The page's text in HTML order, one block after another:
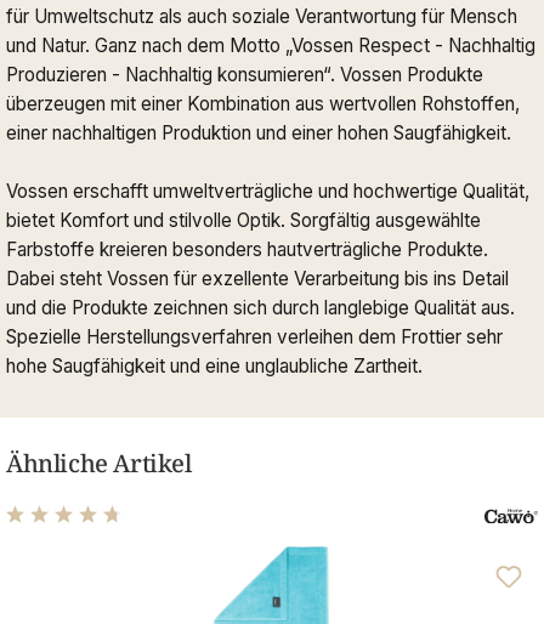
für Umweltschutz als auch soziale Verantwortung für Mensch
und Natur. Ganz nach dem Motto „Vossen Respect - Nachhaltig
Produzieren - Nachhaltig konsumieren“. Vossen Produkte
überzeugen mit einer Kombination aus wertvollen Rohstoffen,
einer nachhaltigen Produktion und einer hohen Saugfähigkeit.
Vossen erschafft umweltverträgliche und hochwertige Qualität,
bietet Komfort und stilvolle Optik. Sorgfältig ausgewählte
Farbstoffe kreieren besonders hautverträgliche Produkte.
Dabei steht Vossen für exzellente Verarbeitung bis ins Detail
und die Produkte zeichnen sich durch langlebige Qualität aus.
Spezielle Herstellungsverfahren verleihen dem Frottier sehr
hohe Saugfähigkeit und eine unglaubliche Zartheit.
Ähnliche Artikel
Durchschnittliche Bewertung von 4.63 von 5 Sternen